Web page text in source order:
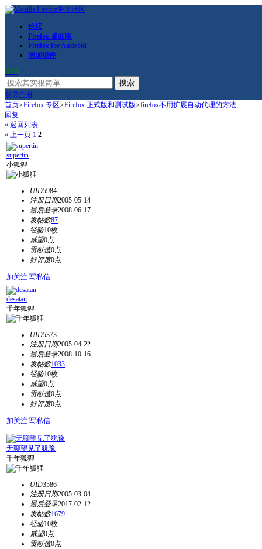
论坛
Firefox 桌面版
Firefox for Android
附加组件
RSS
搜索
登录注册
首页>Firefox 专区>Firefox 正式版和测试版>firefox不用扩展自动代理的方法
回复
« 返回列表
« 上一页 1 2
supertin
小狐狸
UID5984
注册日期2005-05-14
最后登录2008-06-17
发帖数87
经验10枚
威望0点
贡献值0点
好评度0点
加关注 写私信
desatan
千年狐狸
UID5373
注册日期2005-04-22
最后登录2008-10-16
发帖数1033
经验10枚
威望0点
贡献值0点
好评度0点
加关注 写私信
无聊望见了犹豫
千年狐狸
UID3586
注册日期2005-03-04
最后登录2017-02-12
发帖数1679
经验10枚
威望0点
贡献值0点